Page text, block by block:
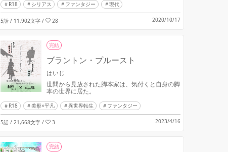
R18 シリアス ファンタジー 現代
5話 / 11,902文字 / 28 2020/10/17
完結
ブラントン・プルースト
はいじ
世間から見放された脚本家は、気付くと自身の脚
本の世界に居た。
R18 美形×平凡 異世界転生 ファンタジー
5話 / 21,668文字 / 3 2023/4/16
完結